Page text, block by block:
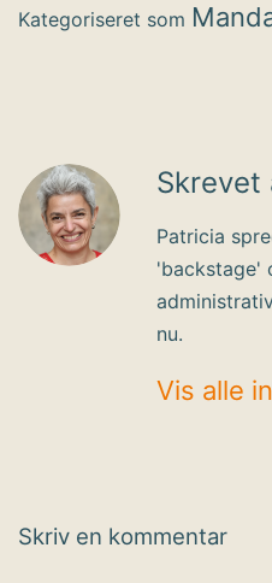
Kategoriseret som
Skrevet
Patricia
'backstage'
nu.
Vis alle
Skriv en kommentar